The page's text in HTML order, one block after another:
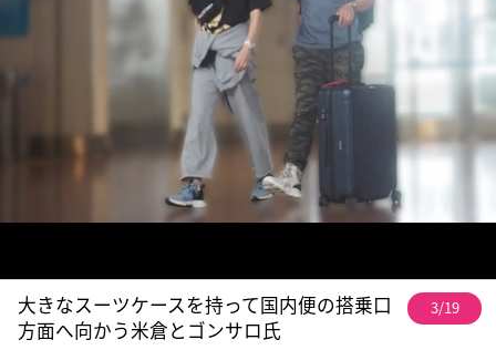
大きなスーツケースを持って国内便の搭乗口
方面へ向かう米倉とゴンサロ氏
3/19